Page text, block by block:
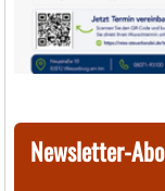
Newsletter-Abo